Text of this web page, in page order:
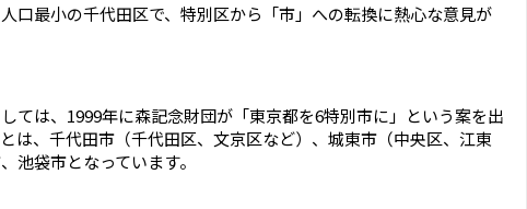
口最小の千代田区で、特別区から「市」への転換に熱心な意見が
ては、1999年に森記念財団が「東京都を6特別市に」という案を出
は、千代田市（千代田区、文京区など）、城東市（中央区、江東
池袋市となっています。